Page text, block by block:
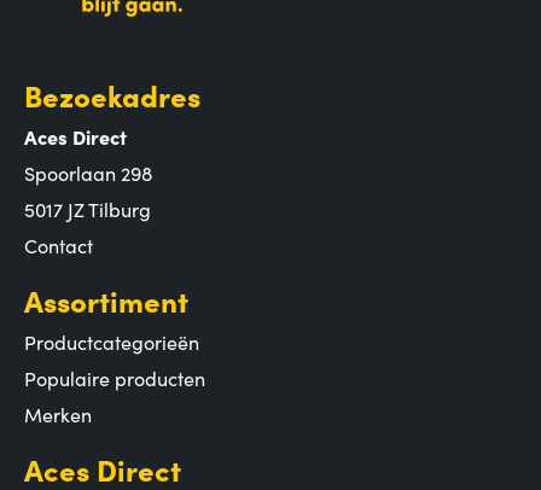
Bezoekadres
Aces Direct
Spoorlaan 298
5017 JZ Tilburg
Contact
Assortiment
Productcategorieën
Populaire producten
Merken
Aces Direct